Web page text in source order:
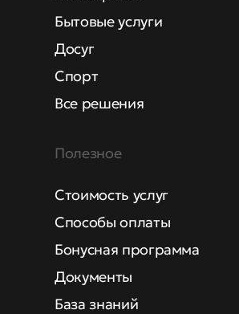
Бытовые услуги
Досуг
Спорт
Все решения
Полезное
Стоимость услуг
Способы оплаты
Бонусная программа
Документы
База знаний